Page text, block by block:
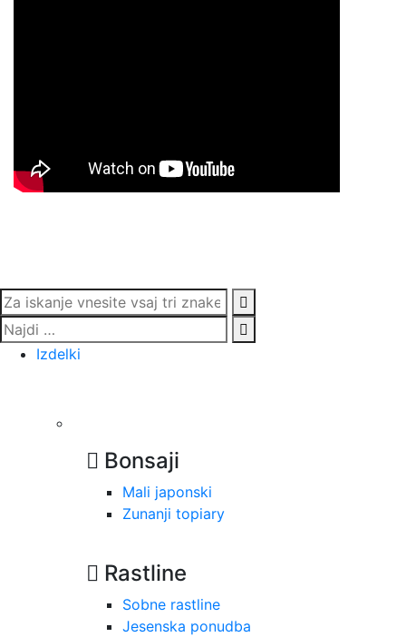
Izdelki
Bonsaji
Mali japonski
Zunanji topiary
Rastline
Sobne rastline
Jesenska ponudba